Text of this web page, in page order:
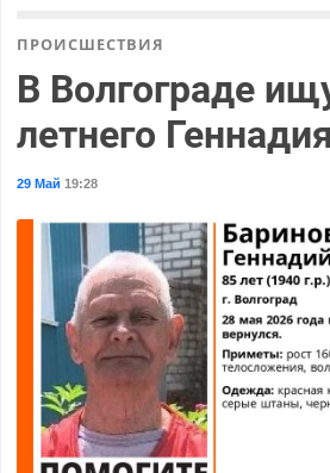
ПРОИСШЕСТВИЯ
В Волгограде
летнего
29 Май 19:28